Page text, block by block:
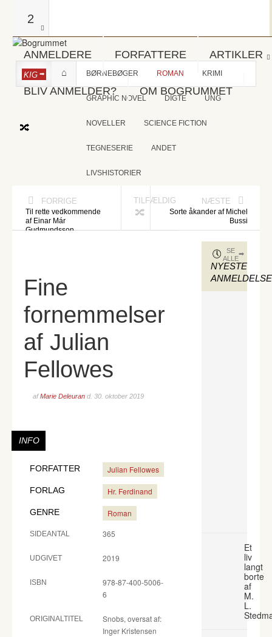
2
ANMELDERE FORFATTERE ARTIKLER
BLIV ANMELDER? OM BOGRUMMET
KIG BØRNEBØGER ROMAN KRIMI
GRAPHIC NOVEL DIGTE UNG
NOVELLER SCIENCE FICTION
TEGNESERIE ANDET
LIVSHISTORIER
FORRIGE
Til rette vedkommende
af Einar Már
Gudmundsson
TILFÆLDIG NÆSTE
Sorte åkander af Michel
Bussi
Fine
fornemmelser
af Julian
Fellowes
afMarie Deleuran d. 30. oktober 2019
INFO
FORFATTER Julian Fellowes
FORLAG Hr. Ferdinand
GENRE Roman
SIDEANTAL 365
UDGIVET 2019
ISBN
978-87-400-5006-
6
ORIGINALTITEL
Snobs, oversat af:
Inger Kristensen
NYESTE
SE
ALLE
Et
liv
langt
borte
af
M.
L.